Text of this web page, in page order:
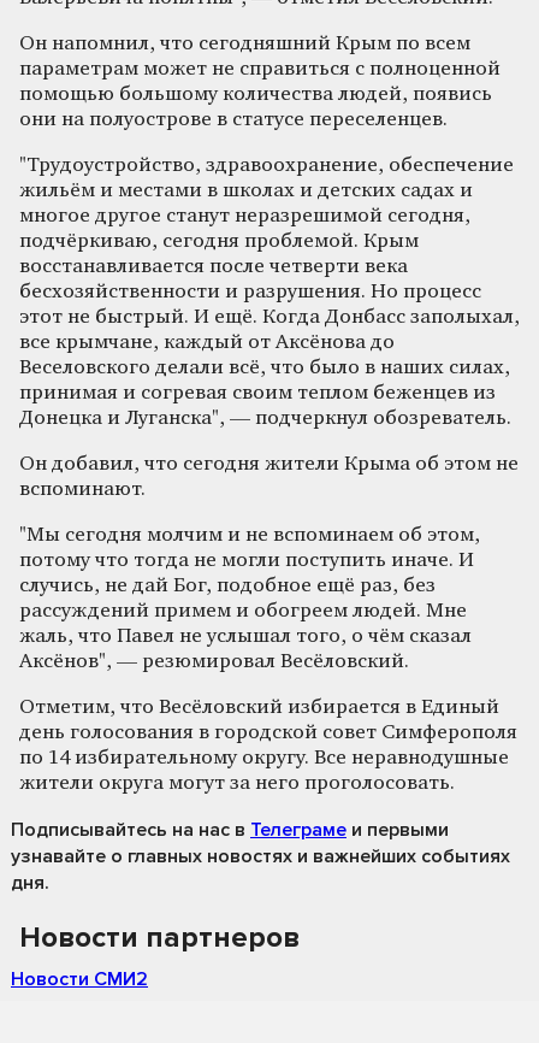
Он напомнил, что сегодняшний Крым по всем
параметрам может не справиться с полноценной
помощью большому количества людей, появись
они на полуострове в статусе переселенцев.
"Трудоустройство, здравоохранение, обеспечение
жильём и местами в школах и детских садах и
многое другое станут неразрешимой сегодня,
подчёркиваю, сегодня проблемой. Крым
восстанавливается после четверти века
бесхозяйственности и разрушения. Но процесс
этот не быстрый. И ещё. Когда Донбасс заполыхал,
все крымчане, каждый от Аксёнова до
Веселовского делали всё, что было в наших силах,
принимая и согревая своим теплом беженцев из
Донецка и Луганска", — подчеркнул обозреватель.
Он добавил, что сегодня жители Крыма об этом не
вспоминают.
"Мы сегодня молчим и не вспоминаем об этом,
потому что тогда не могли поступить иначе. И
случись, не дай Бог, подобное ещё раз, без
рассуждений примем и обогреем людей. Мне
жаль, что Павел не услышал того, о чём сказал
Аксёнов", — резюмировал Весёловский.
Отметим, что Весёловский избирается в Единый
день голосования в городской совет Симферополя
по 14 избирательному округу. Все неравнодушные
жители округа могут за него проголосовать.
Подписывайтесь на нас в Телеграме и первыми
узнавайте о главных новостях и важнейших событиях
дня.
Новости партнеров
Новости СМИ2